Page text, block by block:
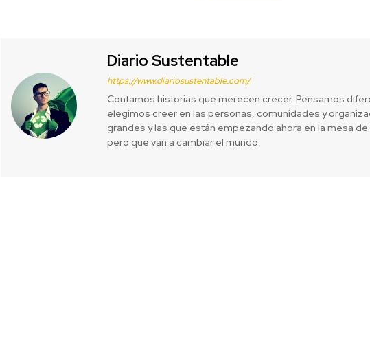
Diario Sustentable
https://www.diariosustentable.com/
Contamos historias que merecen crecer. Pensamos
elegimos creer en las personas, comunidades y
grandes y las que están empezando ahora en la mesa
pero que van a cambiar el mundo.